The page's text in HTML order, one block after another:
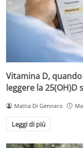
Vitamina D,
leggere la 25(OH)D
Mattia Di Gennaro
Leggi di più